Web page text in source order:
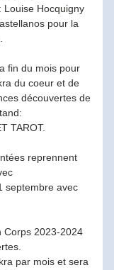
Louise Hocquigny
pour la
fin du mois pour
du coeur et de
découvertes de
TAROT.
reprennent
septembre avec
Corps 2023-2024
par mois et sera